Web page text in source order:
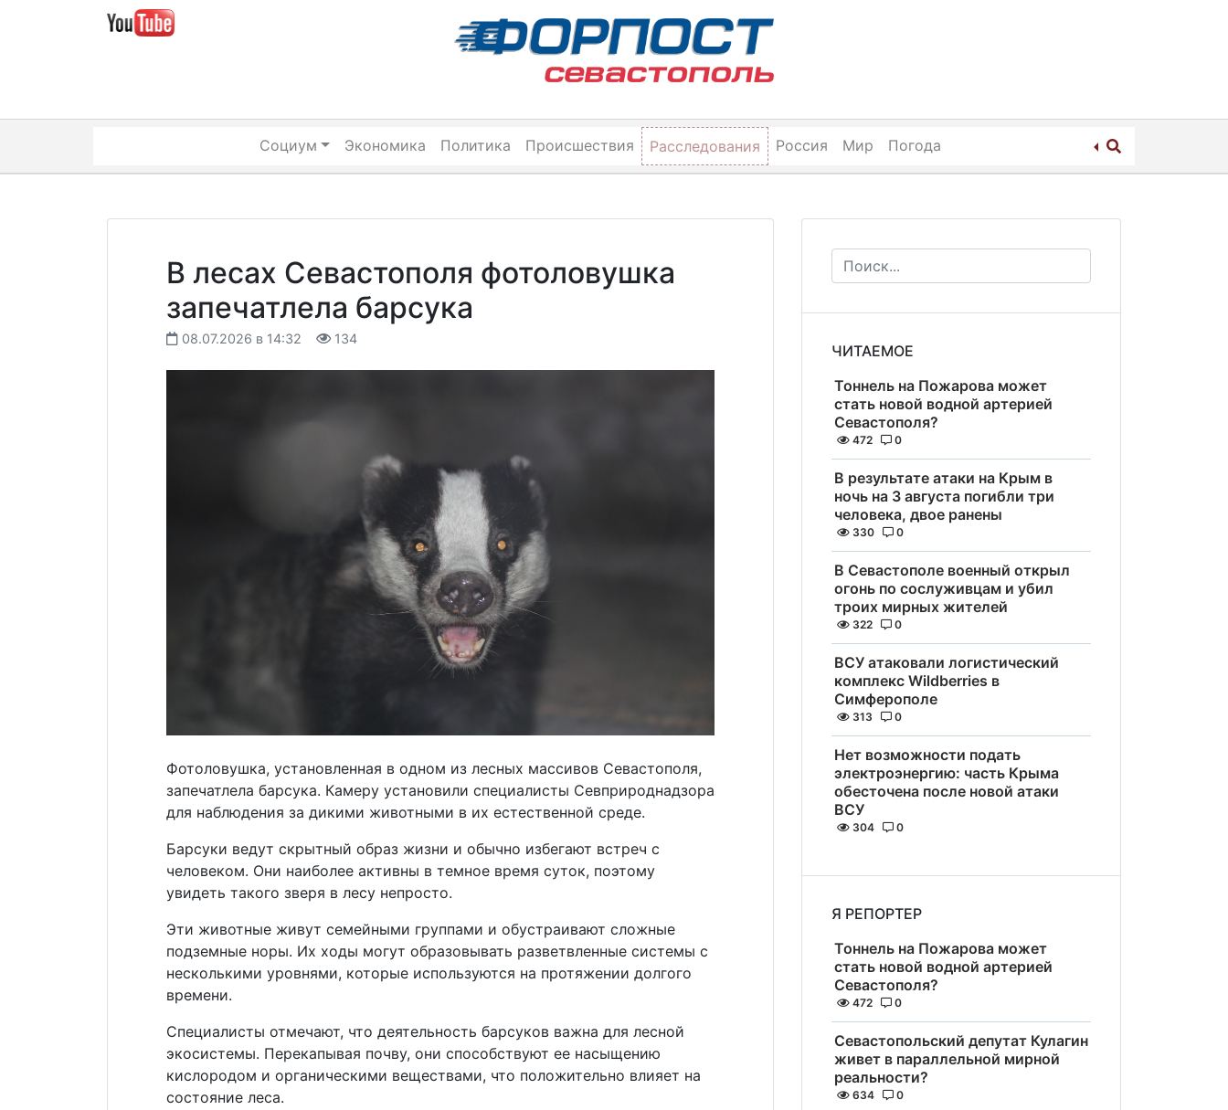
Социум Экономика Политика Происшествия Расследования Россия Мир Погода
В лесах Севастополя фотоловушка
запечатлела барсука
08.07.2026 в 14:32 134
Фотоловушка, установленная в одном из лесных массивов Севастополя,
запечатлела барсука. Камеру установили специалисты Севприроднадзора
для наблюдения за дикими животными в их естественной среде.
Барсуки ведут скрытный образ жизни и обычно избегают встреч с
человеком. Они наиболее активны в темное время суток, поэтому
увидеть такого зверя в лесу непросто.
Эти животные живут семейными группами и обустраивают сложные
подземные норы. Их ходы могут образовывать разветвленные системы с
несколькими уровнями, которые используются на протяжении долгого
времени.
Специалисты отмечают, что деятельность барсуков важна для лесной
экосистемы. Перекапывая почву, они способствуют ее насыщению
кислородом и органическими веществами, что положительно влияет на
состояние леса.
ЧИТАЕМОЕ
Тоннель на Пожарова может
стать новой водной артерией
Севастополя?
472 0
В результате атаки на Крым в
ночь на 3 августа погибли три
человека, двое ранены
330 0
В Севастополе военный открыл
огонь по сослуживцам и убил
троих мирных жителей
322 0
ВСУ атаковали логистический
комплекс Wildberries в
Симферополе
313 0
Нет возможности подать
электроэнергию: часть Крыма
обесточена после новой атаки
ВСУ
304 0
Я РЕПОРТЕР
Тоннель на Пожарова может
стать новой водной артерией
Севастополя?
472 0
Севастопольский депутат Кулагин
живет в параллельной мирной
реальности?
634 0